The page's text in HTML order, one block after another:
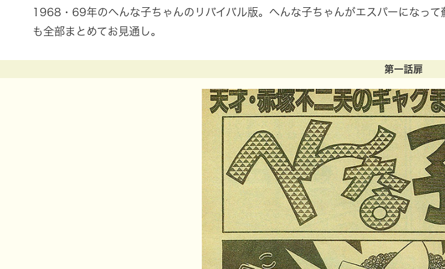
1968・69年のへんな子ちゃんのリバイバル版。へんな子ちゃんがエスパーになっ
も全部まとめてお見通し。
第一話扉